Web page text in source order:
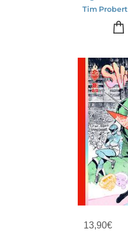
Tim Probert
13,90€